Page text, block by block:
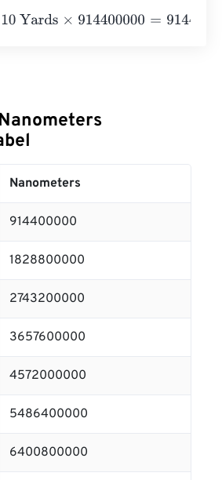
×914400000=9144000000
Nanometers
914400000
1828800000
2743200000
3657600000
4572000000
5486400000
6400800000